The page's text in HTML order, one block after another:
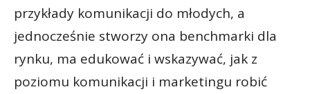
przykłady komunikacji do młodych, a
jednocześnie stworzy ona benchmarki dla
rynku, ma edukować i wskazywać, jak z
poziomu komunikacji i marketingu robić